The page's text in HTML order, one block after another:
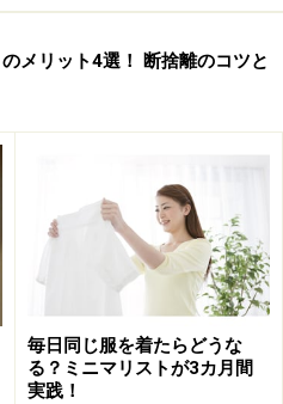
が、紙の資源ごみは、「新
ル」「牛乳パック」などに
れぞれ回収日までにまとめ
けていますか？
でカバーを
の資源ごみ「新聞」と「雑
メリット4選！ 断捨離のコツと
毎日同じ服を着たらどうな
る？ミニマリストが3カ月間
実践！